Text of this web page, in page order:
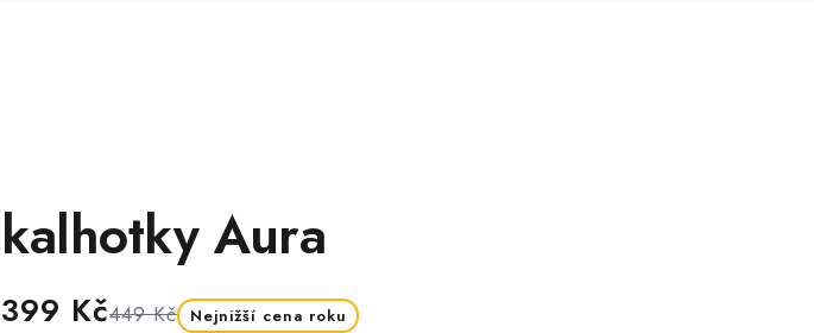
kalhotky Aura
399 Kč449 Kč Nejnižší cena roku